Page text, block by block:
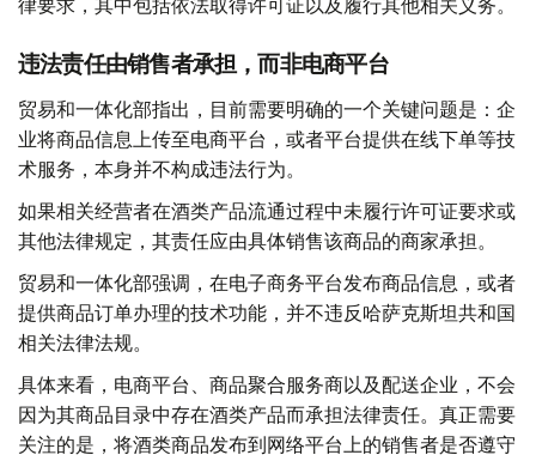
律要求，其中包括依法取得许可证以及履行其他相关义务。
违法责任由销售者承担，而非电商平台
贸易和一体化部指出，目前需要明确的一个关键问题是：企
业将商品信息上传至电商平台，或者平台提供在线下单等技
术服务，本身并不构成违法行为。
如果相关经营者在酒类产品流通过程中未履行许可证要求或
其他法律规定，其责任应由具体销售该商品的商家承担。
贸易和一体化部强调，在电子商务平台发布商品信息，或者
提供商品订单办理的技术功能，并不违反哈萨克斯坦共和国
相关法律法规。
具体来看，电商平台、商品聚合服务商以及配送企业，不会
因为其商品目录中存在酒类产品而承担法律责任。真正需要
关注的是，将酒类商品发布到网络平台上的销售者是否遵守